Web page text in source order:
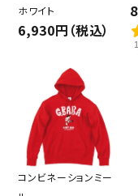
ホワイト
6,930円（税込）
コンビネーションミー